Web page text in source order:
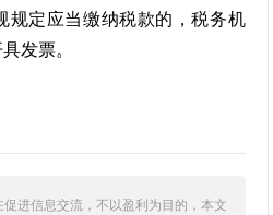
规定应当缴纳税款的，税务机
发票。
进信息交流，不以盈利为目的，本文